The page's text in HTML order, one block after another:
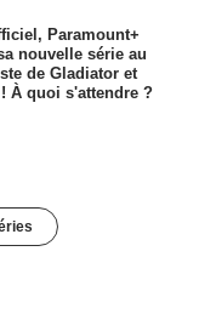
Paramount+
nouvelle série au
de Gladiator et
À quoi s'attendre ?